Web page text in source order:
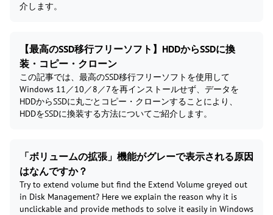
介します。
【最高のSSD移行フリーソフト】HDDからSSDに換
装・コピー・クローン
この記事では、最高のSSD移行フリーソフトを使用して
Windows 11／10／8／7を再インストールせず、データを
HDDからSSDに丸ごとコピー・クローンすることにより、
HDDをSSDに換装する方法についてご紹介します。
「ボリュームの拡張」機能がグレーで表示される原因
はなんですか？
Try to extend volume but find the Extend Volume greyed out
in Disk Management? Here we explain the reason why it is
unclickable and provide methods to solve it easily in Windows